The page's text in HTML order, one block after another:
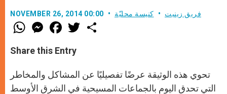
NOVEMBER 26, 2014 00:00 فريق زينيت كنيسة محليّة
W
h
t
s
p
p
M
e
s
e
e
r
F
a
e
b
o
k
w
r
Share this Entry
تحوي هذه الوثيقة عرضًا تفصيليًا عن المشاكل والمخاطر
التي تحدق اليوم بالجماعات المسيحية في الشرق الأوسط